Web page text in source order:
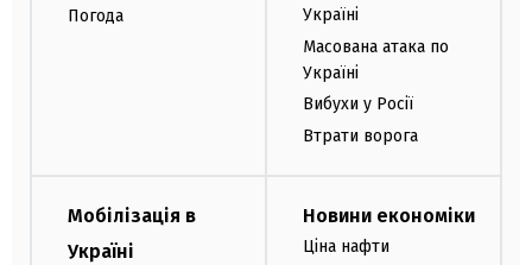
Погода
Україні
Масована атака по
Україні
Вибухи у Росії
Втрати ворога
Мобілізація в
Україні
Новини економіки
Ціна нафти